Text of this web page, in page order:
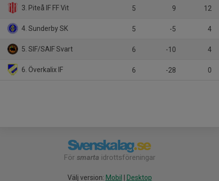
3. Piteå IF FF Vit 5 9 12
4. Sunderby SK 5 -5 4
5. SIF/SAIF Svart 6 -10 4
6. Överkalix IF 6 -28 0
För smarta idrottsföreningar
Välj version: Mobil Desktop